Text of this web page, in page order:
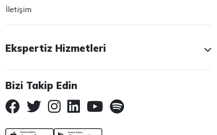
İletişim
Ekspertiz Hizmetleri
Bizi Takip Edin